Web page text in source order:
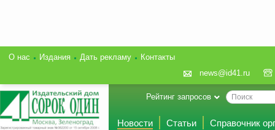
О нас Издания Дать рекламу
Контакты
news@id41.ru
Рейтинг запросов
Новости Статьи
Справочник